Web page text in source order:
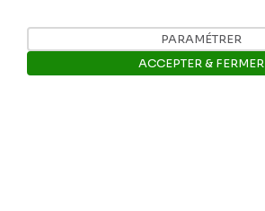
PARAMÉTRER
ACCEPTER & FERMER